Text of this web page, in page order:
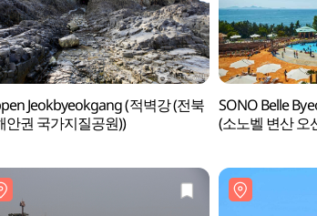
Jeokbyeokgang (적벽강 (전북
안권 국가지질공원))
SONO Belle
(소노벨 변산 오